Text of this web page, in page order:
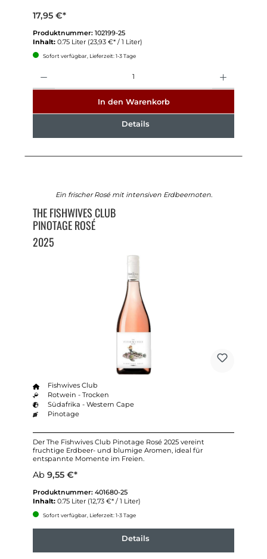
17,95 €*
Produktnummer: 102199-25
Inhalt: 0.75 Liter (23,93 €* / 1 Liter)
Sofort verfügbar, Lieferzeit: 1-3 Tage
In den Warenkorb
Details
Ein frischer Rosé mit intensiven Erdbeernoten.
THE FISHWIVES CLUB
PINOTAGE ROSÉ
2025
Fishwives Club
Rotwein - Trocken
Südafrika - Western Cape
Pinotage
Der The Fishwives Club Pinotage Rosé 2025 vereint
fruchtige Erdbeer- und blumige Aromen, ideal für
entspannte Momente im Freien.
Ab 9,55 €*
Produktnummer: 401680-25
Inhalt: 0.75 Liter (12,73 €* / 1 Liter)
Sofort verfügbar, Lieferzeit: 1-3 Tage
Details